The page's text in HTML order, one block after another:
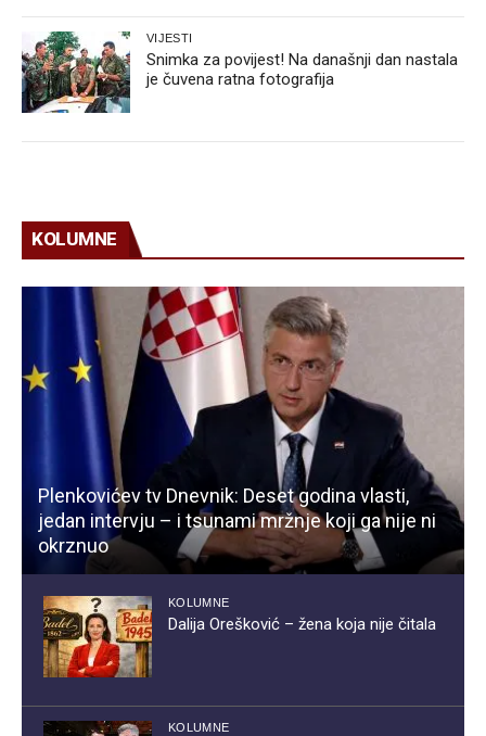
VIJESTI
Snimka za povijest! Na današnji dan nastala
je čuvena ratna fotografija
KOLUMNE
Plenkovićev tv Dnevnik: Deset godina vlasti,
jedan intervju – i tsunami mržnje koji ga nije ni
okrznuo
KOLUMNE
Dalija Orešković – žena koja nije čitala
KOLUMNE